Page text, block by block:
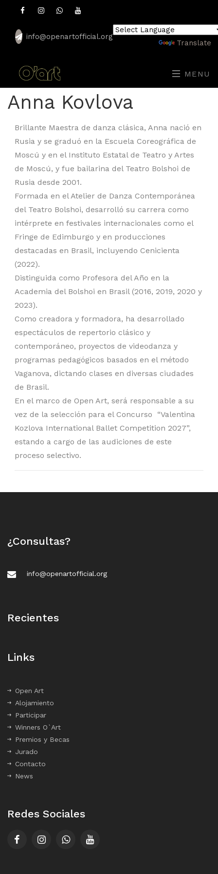
info@openartofficial.org
Translate
MENU
Anna Kovlova
Brillante Maestra de danza clásica, Anna nació en
Rusia y se graduó en la Escuela Coreográfica de
Moscú y en el Instituto Estatal de Teatro y Artes
de Moscú, y fue bailarina del Teatro Bolshoi de
Rusia desde 2001.
Formada en el Atelier de Danza Contemporánea
del Teatro Bolshoi, desarrolló su carrera como
intérprete en festivales internacionales como el
Fringe de Edimburgo y en producciones
destacadas en Brasil, incluyendo Cenicienta
(2022).
Distinguida como Profesora del Año en la
Academia del Bolshoi en Brasil (2016, 2019, 2020 y
2023).
Como creadora y formadora, ha desarrollado
espectáculos de repertorio clásico y
contemporáneo, proyectos de videodanza y
programas pedagógicos basados en el método
Vaganova, dictando clases en diversas ciudades
de Brasil.
En el marco de Open Art, será responsable a su
vez de la selección para el Concurso “Valentina
Kozlova International Ballet Competition 2027”,
estando a cargo de las audiciones de este
proceso selectivo.
¿Consultas?
info@openartofficial.org
Recientes
Links
Open Art
Alojamiento
Participar
Winners O`Art
Premios y Becas
Jurado
Contacto
News
Redes Sociales